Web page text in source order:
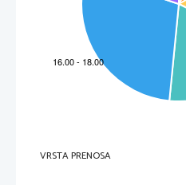
Vrh kazalca
C. Gostota receptorjev za tip
Testirano področje Število dotikov
vrh prsta
hrbtna stran roke
VRSTA PRENOSA